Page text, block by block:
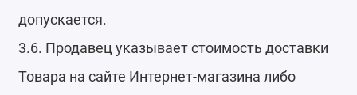
допускается.
3.6. Продавец указывает стоимость доставки
Товара на сайте Интернет-магазина либо